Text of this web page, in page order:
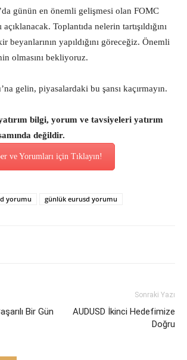
günün en önemli gelişmesi olan FOMC
Toplantıda nelerin tartışıldığını
beyanlarının yapıldığını göreceğiz. Önemli
olmasını bekliyoruz.
gelin, piyasalardaki bu şansı kaçırmayın.
bilgi, yorum ve tavsiyeleri yatırım
değildir.
ve Yorumları için Tıklayın!
yorumu günlük eurusd yorumu
Bir Gün
Sonraki Yazı
AUDUSD İkinci Hedefimize
Doğru